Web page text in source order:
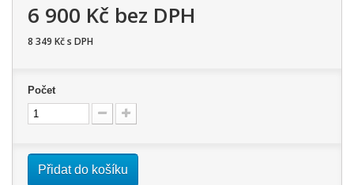
6 900 Kč bez DPH
8 349 Kčs DPH
Počet
Přidat do košíku